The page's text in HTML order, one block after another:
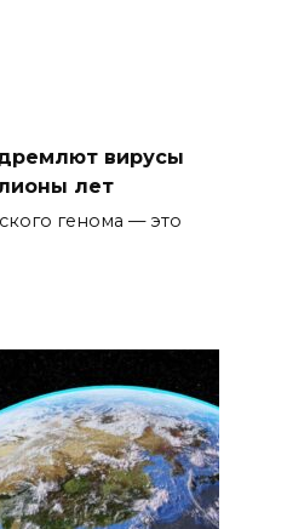
вирусы
лет
генома — это